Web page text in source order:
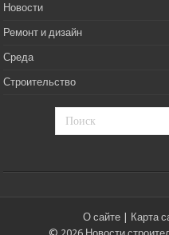
Новости
Ремонт и дизайн
Среда
Строительство
О сайте Карта